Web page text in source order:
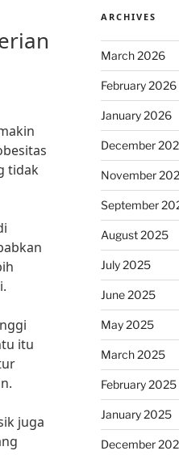
tidak
itu
juga
ARCHIVES
March 2026
February 2026
January 2026
December
November
September
August 2025
July 2025
June 2025
May 2025
March 2025
February 2025
January 2025
December